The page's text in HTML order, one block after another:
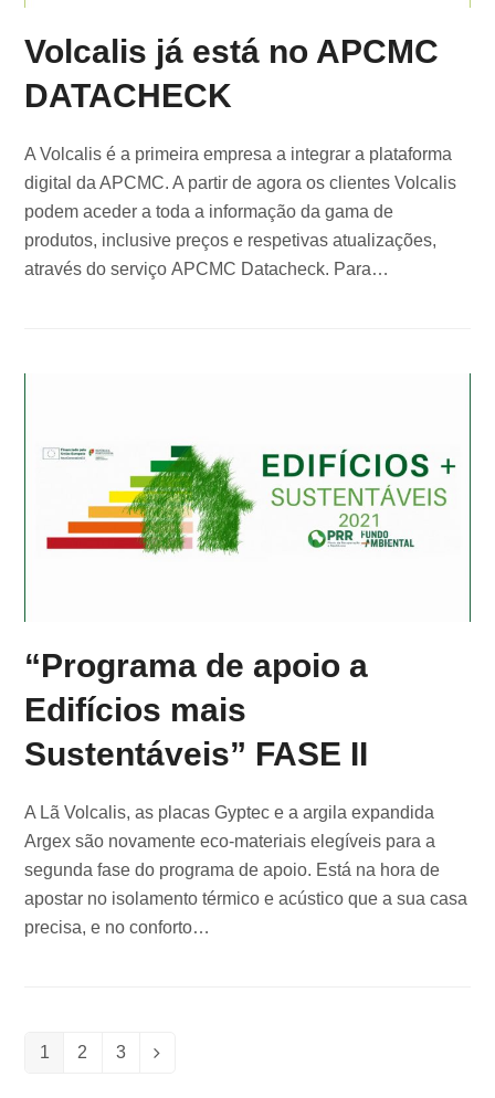
Volcalis já está no APCMC
DATACHECK
A Volcalis é a primeira empresa a integrar a plataforma
digital da APCMC. A partir de agora os clientes Volcalis
podem aceder a toda a informação da gama de
produtos, inclusive preços e respetivas atualizações,
através do serviço APCMC Datacheck. Para…
“Programa de apoio a
Edifícios mais
Sustentáveis” FASE II
A Lã Volcalis, as placas Gyptec e a argila expandida
Argex são novamente eco-materiais elegíveis para a
segunda fase do programa de apoio. Está na hora de
apostar no isolamento térmico e acústico que a sua casa
precisa, e no conforto…
Page
1 Page
2 Page
3 Next